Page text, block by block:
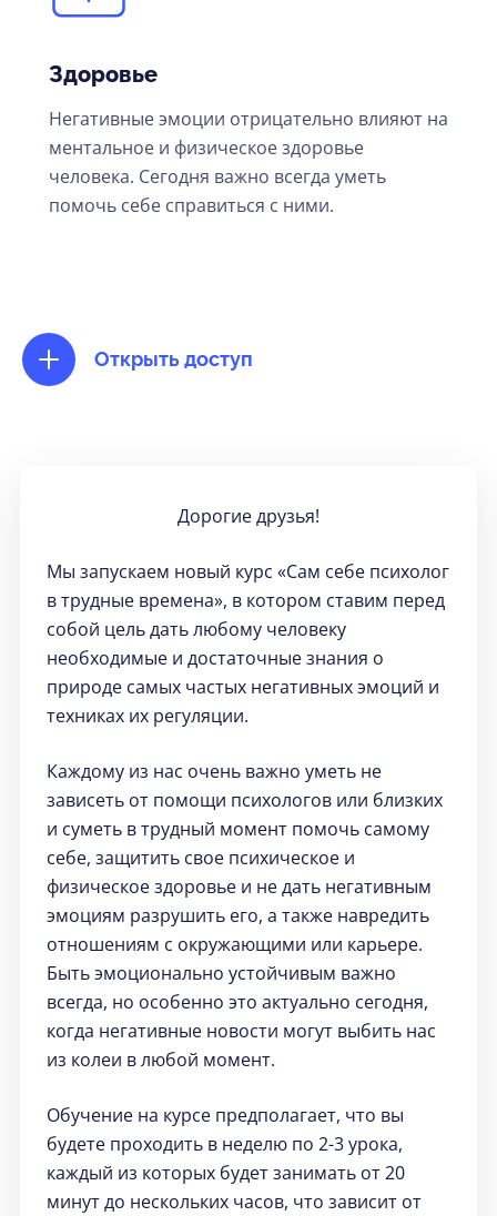
Здоровье
Негативные эмоции отрицательно влияют на
ментальное и физическое здоровье
человека. Сегодня важно всегда уметь
помочь себе справиться с ними.
Открыть доступ
Дорогие друзья!
Мы запускаем новый курс «Сам себе психолог
в трудные времена», в котором ставим перед
собой цель дать любому человеку
необходимые и достаточные знания о
природе самых частых негативных эмоций и
техниках их регуляции.
Каждому из нас очень важно уметь не
зависеть от помощи психологов или близких
и суметь в трудный момент помочь самому
себе, защитить свое психическое и
физическое здоровье и не дать негативным
эмоциям разрушить его, а также навредить
отношениям с окружающими или карьере.
Быть эмоционально устойчивым важно
всегда, но особенно это актуально сегодня,
когда негативные новости могут выбить нас
из колеи в любой момент.
Обучение на курсе предполагает, что вы
будете проходить в неделю по 2-3 урока,
каждый из которых будет занимать от 20
минут до нескольких часов, что зависит от